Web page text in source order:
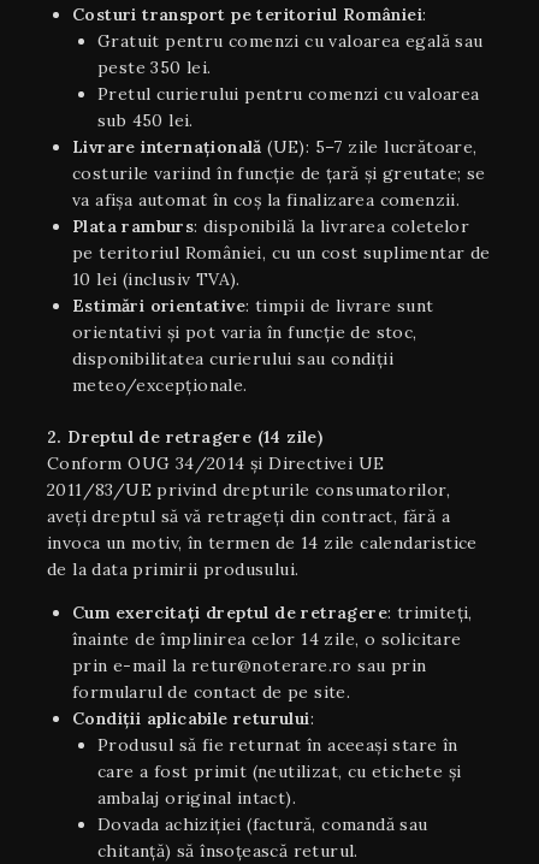
Costuri transport pe teritoriul României:
Gratuit pentru comenzi cu valoarea egală sau
peste 350 lei.
Pretul curierului pentru comenzi cu valoarea
sub 450 lei.
Livrare internaţională (UE): 5–7 zile lucrătoare,
costurile variind în funcție de țară și greutate; se
va afișa automat în coș la finalizarea comenzii.
Plata ramburs: disponibilă la livrarea coletelor
pe teritoriul României, cu un cost suplimentar de
10 lei (inclusiv TVA).
Estimări orientative: timpii de livrare sunt
orientativi şi pot varia în funcție de stoc,
disponibilitatea curierului sau condiții
meteo/excepționale.
2. Dreptul de retragere (14 zile)
Conform OUG 34/2014 și Directivei UE
2011/83/UE privind drepturile consumatorilor,
aveți dreptul să vă retrageți din contract, fără a
invoca un motiv, în termen de 14 zile calendaristice
de la data primirii produsului.
Cum exercitați dreptul de retragere: trimiteți,
înainte de împlinirea celor 14 zile, o solicitare
prin e-mail la retur@noterare.ro sau prin
formularul de contact de pe site.
Condiţii aplicabile returului:
Produsul să fie returnat în aceeaşi stare în
care a fost primit (neutilizat, cu etichete și
ambalaj original intact).
Dovada achiziției (factură, comandă sau
chitanță) să însoțească returul.